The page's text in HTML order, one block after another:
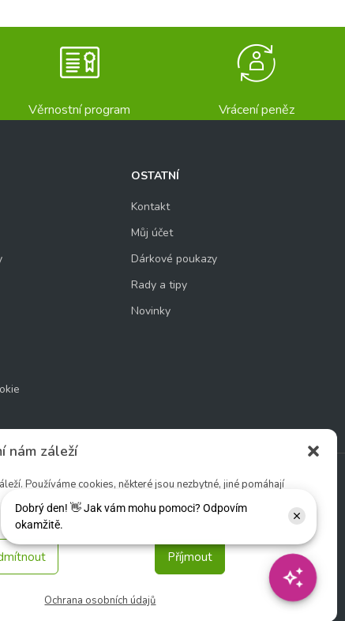
nám záleží
Používáme cookies, některé jsou nezbytné, jiné pomáhají
Příjmout
Ochrana osobních údajů
Věrnostní program Vrácení peněz
OSTATNÍ
Kontakt
Můj účet
Dárkové poukazy
Rady a tipy
Novinky
Sledujte nás: